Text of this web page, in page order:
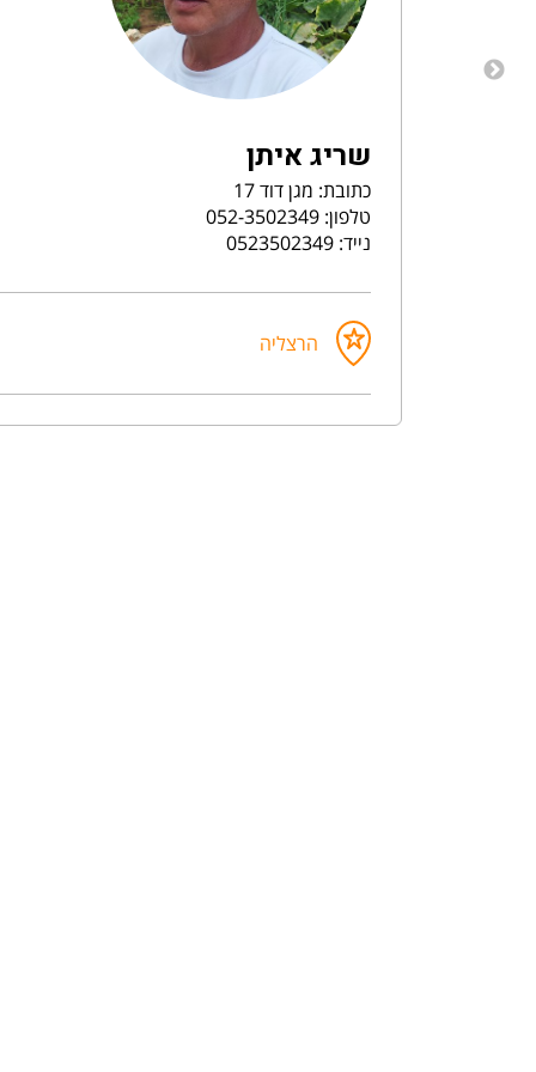
שריג איתן
כתובת: מגן דוד 17
טלפון: 052-3502349
נייד: 0523502349
הרצליה